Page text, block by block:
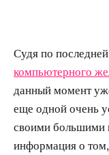
Судя по
компьютерного
данный момент
еще одной очень
своими большими
информация о